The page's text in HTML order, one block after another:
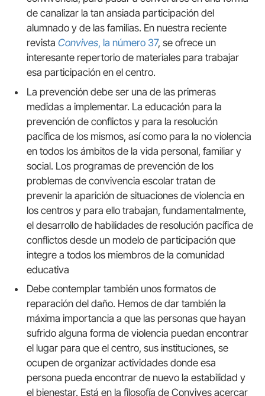
de canalizar la tan ansiada participación del
alumnado y de las familias. En nuestra reciente
revista Convives, la número 37, se ofrece un
interesante repertorio de materiales para trabajar
esa participación en el centro.
La prevención debe ser una de las primeras
medidas a implementar. La educación para la
prevención de conflictos y para la resolución
pacífica de los mismos, así como para la no violencia
en todos los ámbitos de la vida personal, familiar y
social. Los programas de prevención de los
problemas de convivencia escolar tratan de
prevenir la aparición de situaciones de violencia en
los centros y para ello trabajan, fundamentalmente,
el desarrollo de habilidades de resolución pacífica de
conflictos desde un modelo de participación que
integre a todos los miembros de la comunidad
educativa
Debe contemplar también unos formatos de
reparación del daño. Hemos de dar también la
máxima importancia a que las personas que hayan
sufrido alguna forma de violencia puedan encontrar
el lugar para que el centro, sus instituciones, se
ocupen de organizar actividades donde esa
persona pueda encontrar de nuevo la estabilidad y
el bienestar. Está en la filosofía de Convives acercar